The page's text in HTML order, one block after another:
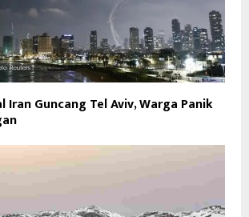
Iran Guncang Tel Aviv, Warga Panik